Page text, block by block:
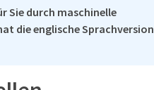
Sie durch maschinelle
die englische Sprachversion